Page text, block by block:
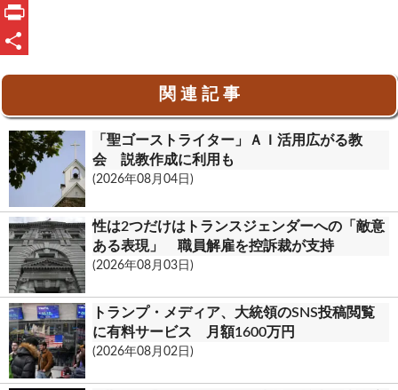
e
b
n
e
m
a
O
u
.
m
P
関 連 記 事
「聖ゴーストライター」ＡＩ活用広がる教
会 説教作成に利用も
(2026年08月04日)
性は2つだけはトランスジェンダーへの「敵意
ある表現」 職員解雇を控訴裁が支持
(2026年08月03日)
トランプ・メディア、大統領のSNS投稿閲覧
に有料サービス 月額1600万円
(2026年08月02日)